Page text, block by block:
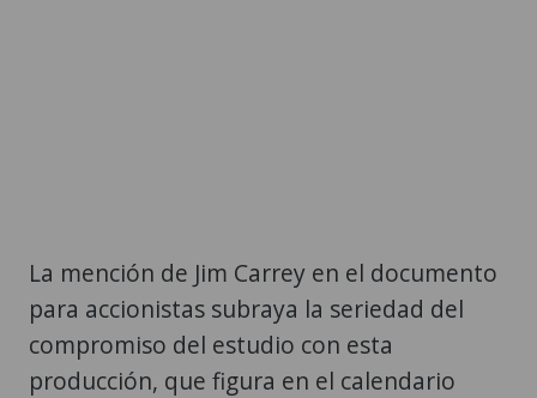
La mención de Jim Carrey en el documento
para accionistas subraya la seriedad del
compromiso del estudio con esta
producción, que figura en el calendario